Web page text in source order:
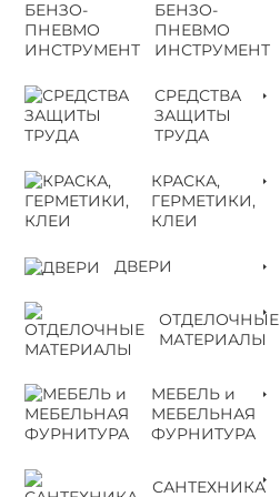
БЕНЗО-
ПНЕВМО
ИНСТРУМЕНТ
СРЕДСТВА
ЗАЩИТЫ
ТРУДА
КРАСКА,
ГЕРМЕТИКИ,
КЛЕИ
ДВЕРИ
ОТДЕЛОЧНЫЕ
МАТЕРИАЛЫ
МЕБЕЛЬ и
МЕБЕЛЬНАЯ
ФУРНИТУРА
САНТЕХНИКА